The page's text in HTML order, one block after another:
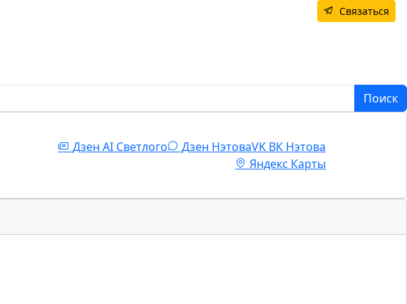
Связаться
Поиск
Дзен AI Светлого Дзен НэтоваVK ВК Нэтова
Яндекс Карты